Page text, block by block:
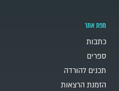
מפת אתר
כתבות
ספרים
תכנים להורדה
הזמנת הרצאות